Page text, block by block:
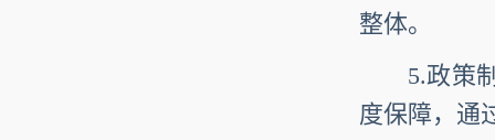
整体。
5.政策制
度保障，通